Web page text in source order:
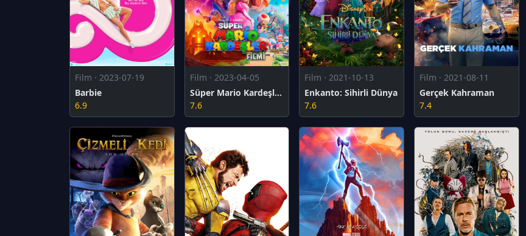
Film · 2023-07-19
Barbie
6.9
Film · 2023-04-05
Süper Mario Kardeşler Filmi
7.6
Film · 2021-10-13
Enkanto: Sihirli Dünya
7.6
Film · 2021-08-11
Gerçek Kahraman
7.4